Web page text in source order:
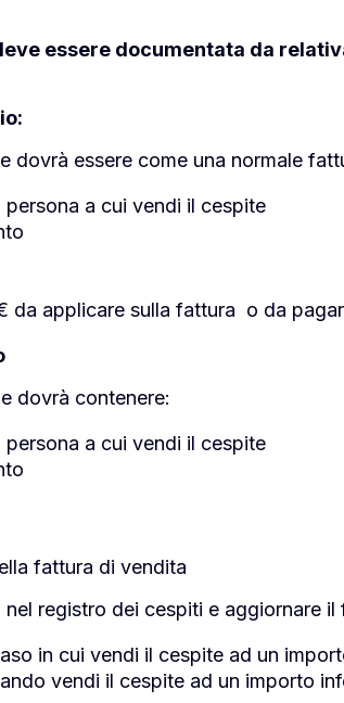
essere documentata da
dovrà essere come una normale
a cui vendi il cespite
da applicare sulla fattura o da
dovrà contenere:
a cui vendi il cespite
fattura di vendita
registro dei cespiti e aggiornare
in cui vendi il cespite ad un
vendi il cespite ad un importo